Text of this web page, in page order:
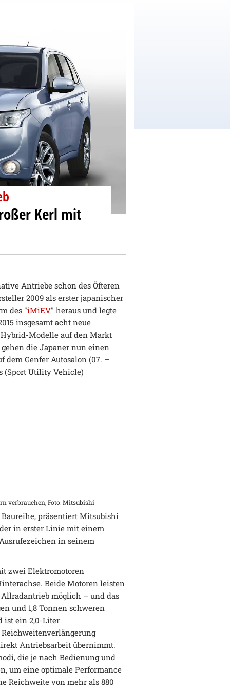
Kerl mit
Antriebe schon des Öfteren
2009 als erster japanischer
des "iMiEV" heraus und legte
insgesamt acht neue
Modelle auf den Markt
die Japaner nun einen
Genfer Autosalon (07. –
(Sport Utility Vehicle)
verbrauchen, Foto: Mitsubishi
präsentiert Mitsubishi
in erster Linie mit einem
in seinem
zwei Elektromotoren
Beide Motoren leisten
möglich – und das
und 1,8 Tonnen schweren
ist ein 2,0-Liter
Reichweitenverlängerung
Antriebsarbeit übernimmt.
die je nach Bedienung und
um eine optimale Performance
Reichweite von mehr als 880